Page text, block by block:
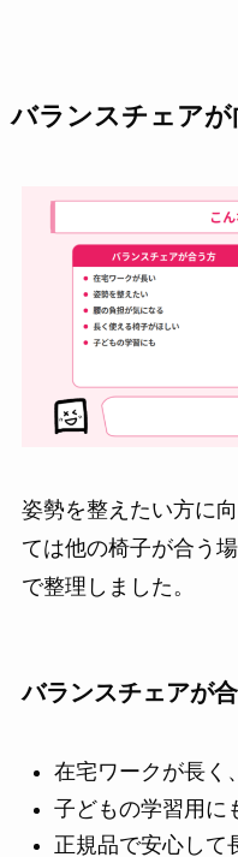
バランスチェア
姿勢を整えたい方に
ては他の椅子が合う
で整理しました。
バランスチェアが
在宅ワークが長く
子どもの学習用に
正規品で安心して